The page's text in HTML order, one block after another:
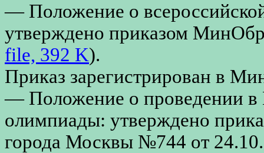
— Положение о
утверждено приказом
file, 392 K).
Приказ зарегистрирован в
— Положение о проведении в
олимпиады: утверждено
города Москвы №744 от